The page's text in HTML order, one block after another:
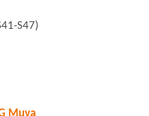
S47)
Muva